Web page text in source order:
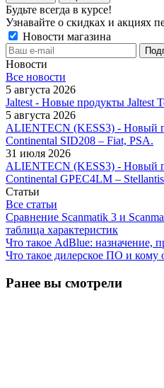
Будьте всегда в курсе!
Узнавайте о скидках и акциях
Новости магазина
Новости
Все новости
5 августа 2026
Jaltest - Новые продукты Jaltest
5 августа 2026
ALIENTECN (KESS3) - Новый
Continental SID208 – Fiat, PSA.
31 июля 2026
ALIENTECN (KESS3) - Новый
Continental GPEC4LM –
Статьи
Все статьи
Сравнение Scanmatik 3 и
таблица характеристик
Что такое AdBlue: назначение,
Что такое дилерское ПО и кому
Ранее вы смотрели